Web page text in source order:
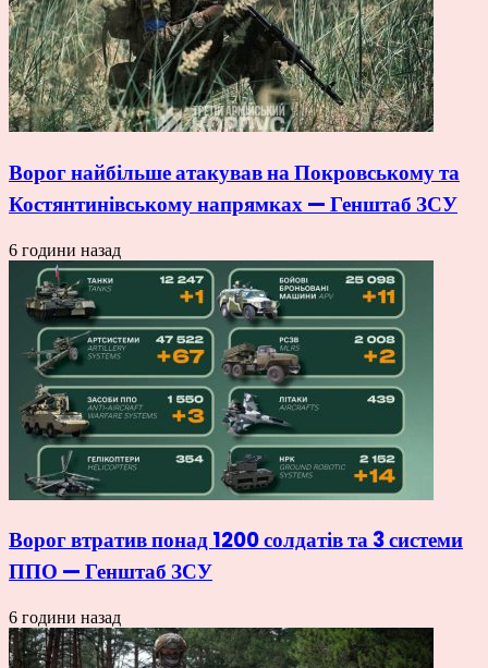
Ворог найбільше атакував на Покровському та
Костянтинівському напрямках — Генштаб ЗСУ
6 години назад
Ворог втратив понад 1200 солдатів та 3 системи
ППО — Генштаб ЗСУ
6 години назад